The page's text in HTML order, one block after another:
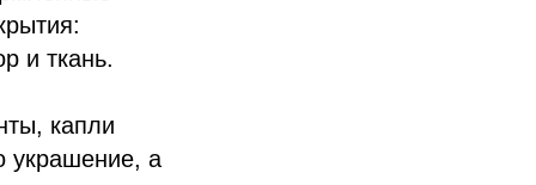
и ткань.
капли
украшение, а